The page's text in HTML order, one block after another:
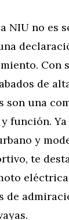
NIU no es
Con
de
son una
función. Ya
y
te
eléctrica
de